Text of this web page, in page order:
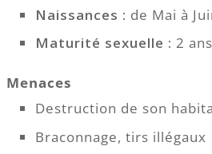
Naissances : de Mai à
Maturité sexuelle : 2 ans
Menaces
Destruction de son
Braconnage, tirs illégaux